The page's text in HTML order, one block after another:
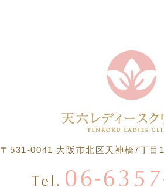
〒531-0041 大阪市北区天神橋7丁
Tel. 06-